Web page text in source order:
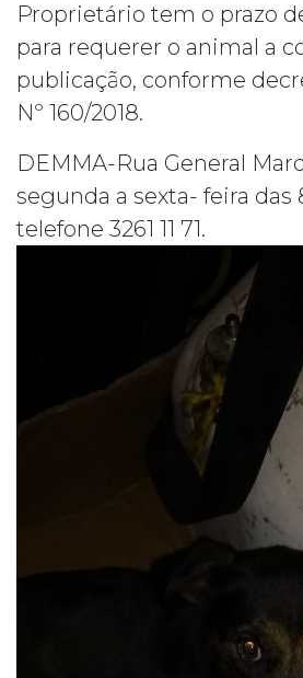
Proprietário tem o prazo
para requerer o animal a
publicação, conforme
Nº 160/2018.
DEMMA-Rua General
segunda a sexta- feira das
telefone 3261 11 71.